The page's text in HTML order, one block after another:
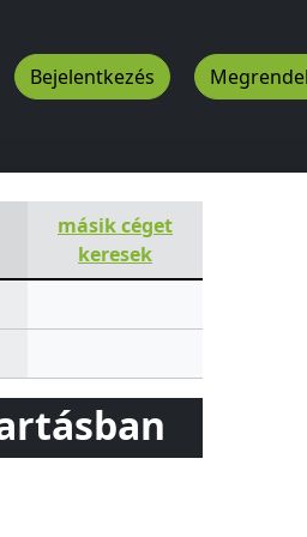
Bejelentkezés
másik céget
keresek